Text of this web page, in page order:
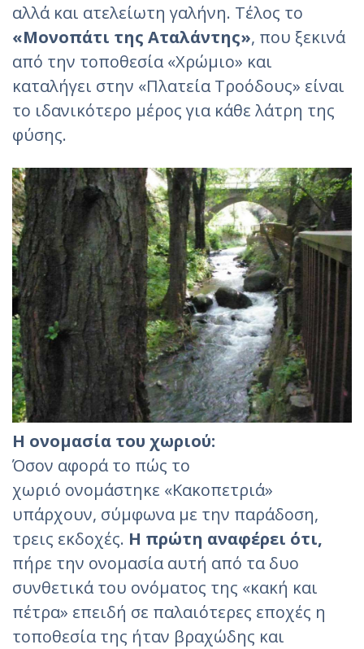
αλλά και ατελείωτη γαλήνη. Τέλος το
«Μονοπάτι της Αταλάντης», που ξεκινά
από την τοποθεσία «Χρώμιο» και
καταλήγει στην «Πλατεία Τροόδους» είναι
το ιδανικότερο μέρος για κάθε λάτρη της
φύσης.
Η ονομασία του χωριού:
Όσον αφορά το πώς το
χωριό ονομάστηκε «Κακοπετριά»
υπάρχουν, σύμφωνα με την παράδοση,
τρεις εκδοχές. Η πρώτη αναφέρει ότι,
πήρε την ονομασία αυτή από τα δυο
συνθετικά του ονόματος της «κακή και
πέτρα» επειδή σε παλαιότερες εποχές η
τοποθεσία της ήταν βραχώδης και